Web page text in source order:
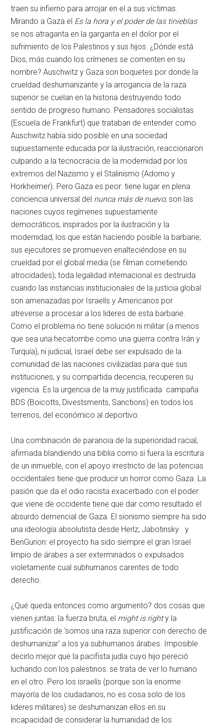
traen su infierno para arrojar en el a sus víctimas.
Mirando a Gaza el Es la hora y el poder de las tinieblas
se nos atraganta en la garganta en el dolor por el
sufrimiento de los Palestinos y sus hijos. ¿Dónde está
Dios, más cuando los crímenes se comenten en su
nombre? Auschwitz y Gaza son boquetes por donde la
crueldad deshumanizante y la arrogancia de la raza
superior se cuelan en la historia destruyendo todo
sentido de progreso humano. Pensadores socialistas
(Escuela de Frankfurt) que trataban de entender como
Auschwitz había sido posible en una sociedad
supuestamente educada por la ilustración, reaccionaron
culpando a la tecnocracia de la modernidad por los
extremos del Nazismo y el Stalinismo (Adorno y
Horkheimer). Pero Gaza es peor: tiene lugar en plena
conciencia universal del nunca más de nuevo; son las
naciones cuyos regímenes supuestamente
democráticos, inspirados por la ilustración y la
modernidad, los que están haciendo posible la barbarie;
sus ejecutores se promueven enalteciéndose en su
crueldad por el global media (se filman cometiendo
atrocidades); toda legalidad internacional es destruida
cuando las instancias institucionales de la justicia global
son amenazadas por Israelís y Americanos por
atreverse a procesar a los lideres de esta barbarie.
Como el problema no tiene solución ni militar (a menos
que sea una hecatombe como una guerra contra Irán y
Turquía), ni judicial, Israel debe ser expulsado de la
comunidad de las naciones civilizadas para que sus
instituciones, y su compartida decencia, recuperen su
vigencia. Es la urgencia de la muy justificada campaña
BDS (Boicotts, Divestsments, Sanctions) en todos los
terrenos, del económico al deportivo.
Una combinación de paranoia de la superioridad racial,
afirmada blandiendo una biblia como si fuera la escritura
de un inmueble, con el apoyo irrestricto de las potencias
occidentales tiene que producir un horror como Gaza. La
pasión que da el odio racista exacerbado con el poder
que viene de occidente tiene que dar como resultado el
absurdo demencial de Gaza. El sionismo siempre ha sido
una ideología absolutista desde Herlz, Jabotinsky y
BenGurion: el proyecto ha sido siempre el gran Israel
limpio de árabes a ser exterminados o expulsados
violetamente cual subhumanos carentes de todo
derecho.
¿Qué queda entonces como argumento? dos cosas que
vienen juntas: la fuerza bruta, el might is righty la
justificación de ‘somos una raza superior con derecho de
deshumanizar’ a los ya subhumanos árabes. Imposible
decirlo mejor que la pacifista judía cuyo hijo pereció
luchando con los palestinos: se trata de ver lo humano
en el otro. Pero los israelís (porque son la enorme
mayoría de los ciudadanos, no es cosa solo de los
lideres militares) se deshumanizan ellos en su
incapacidad de considerar la humanidad de los